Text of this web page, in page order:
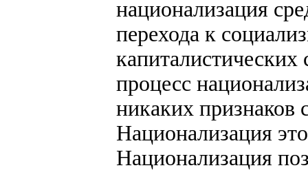
национализация
перехода к
капиталистических
процесс
никаких признаков
Национализация
Национализация